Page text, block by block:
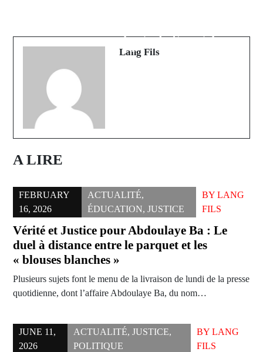
secourues au large du Sénégal
du sport
Lang Fils
A LIRE
FEBRUARY
16, 2026
ACTUALITÉ,
ÉDUCATION, JUSTICE
BY LANG
FILS
Vérité et Justice pour Abdoulaye Ba : Le
duel à distance entre le parquet et les
« blouses blanches »
Plusieurs sujets font le menu de la livraison de lundi de la presse
quotidienne, dont l’affaire Abdoulaye Ba, du nom…
JUNE 11,
2026
ACTUALITÉ,JUSTICE,
POLITIQUE
BYLANG
FILS